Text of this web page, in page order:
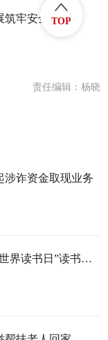
牢安全防线。
责任编辑：杨晓
涉诈资金取现业务
石家庄汇融银行中华大街支行组织开展“世界读书日”读书交流活动
TOP